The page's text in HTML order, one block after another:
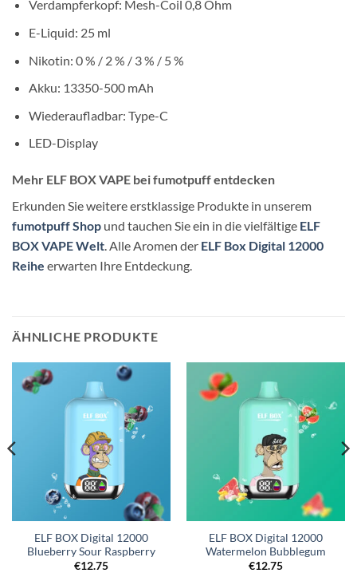
Verdampferkopf: Mesh-Coil 0,8 Ohm
E-Liquid: 25 ml
Nikotin: 0 % / 2 % / 3 % / 5 %
Akku: 13350-500 mAh
Wiederaufladbar: Type-C
LED-Display
Mehr ELF BOX VAPE bei fumotpuff entdecken
Erkunden Sie weitere erstklassige Produkte in unserem
fumotpuff Shop und tauchen Sie ein in die vielfältige ELF
BOX VAPE Welt. Alle Aromen der ELF Box Digital 12000
Reihe erwarten Ihre Entdeckung.
ÄHNLICHE PRODUKTE
ELF BOX Digital 12000
Blueberry Sour Raspberry
€12.75
ELF BOX Digital 12000
Watermelon Bubblegum
€12.75